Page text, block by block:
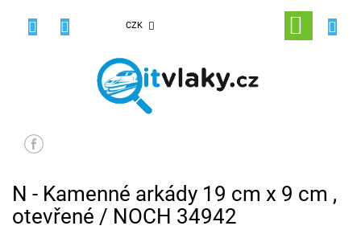
CZK
NÁKUPNÍ
KOŠÍK
N - Kamenné arkády 19 cm x 9 cm ,
otevřené / NOCH 34942